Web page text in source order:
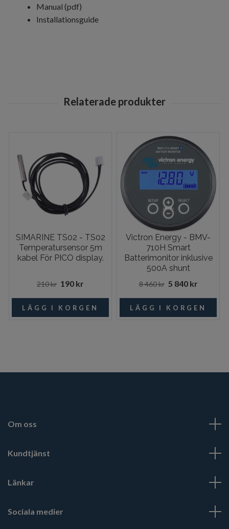
Manual (pdf)
Installationsguide
SIMARINE TS02 - TS02
Temperatursensor 5m
kabel För PICO display.
210 kr 190 kr
Victron Energy - BMV-
710H Smart
Batterimonitor inklusive
500A shunt
8 460 kr 5 840 kr
Om oss
Kundtjänst
Länkar
Sociala medier